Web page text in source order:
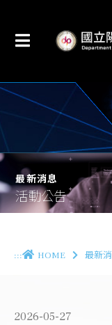
國立
最新消息
活動公告
::: HOME 最新
2026-05-27